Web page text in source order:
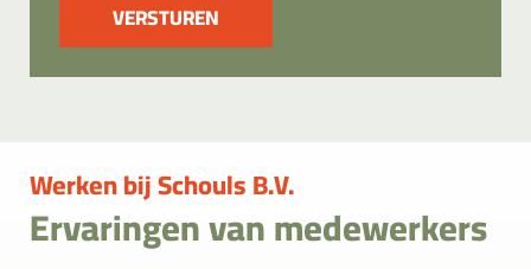
VERSTUREN
Werken bij Schouls B.V.
Ervaringen van medewerkers